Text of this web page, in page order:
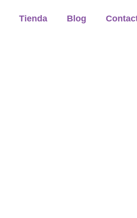
Tienda Blog